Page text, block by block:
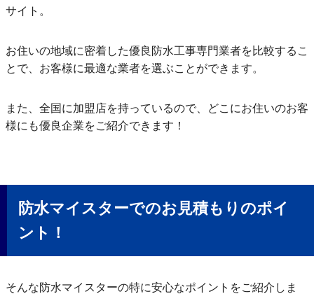
サイト。
お住いの地域に密着した優良防水工事専門業者を比較するこ
とで、お客様に最適な業者を選ぶことができます。
また、全国に加盟店を持っているので、どこにお住いのお客
様にも優良企業をご紹介できます！
防水マイスターでのお見積もりのポイ
ント！
そんな防水マイスターの特に安心なポイントをご紹介しま